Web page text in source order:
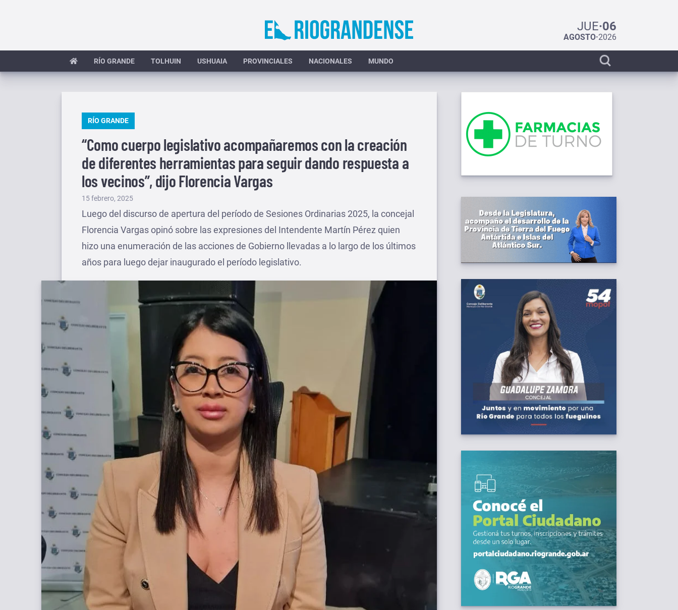
JUE·06
AGOSTO·2026
RÍO GRANDE TOLHUIN USHUAIA PROVINCIALES NACIONALES MUNDO
Display
search
PUBLICADO
RÍO GRANDE
“Como cuerpo legislativo acompañaremos con la creación
de diferentes herramientas para seguir dando respuesta a
los vecinos”, dijo Florencia Vargas
Publicado
el
15 febrero, 2025
Luego del discurso de apertura del período de Sesiones Ordinarias 2025, la concejal
Florencia Vargas opinó sobre las expresiones del Intendente Martín Pérez quien
hizo una enumeración de las acciones de Gobierno llevadas a lo largo de los últimos
años para luego dejar inaugurado el período legislativo.